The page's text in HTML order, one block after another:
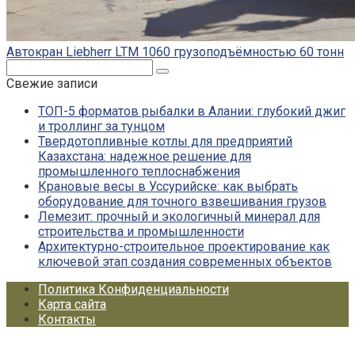
Автокран Liebherr LTM 1060 грузоподъёмностью 60 тонн
Свежие записи
ТОП-5 форматов рыбалки в Алании: глубокий джиг
и троллинг за тунцом
Твердотопливные котлы для предприятий
Казахстана: надежное решение для
промышленного теплоснабжения
Крановые весы в Уссурийске: как выбрать
оборудование для точного взвешивания грузов
Лемезит: прочный и экологичный минерал для
строительства и промышленности
Архитектурно-строительное проектирование как
ключевой этап создания современных объектов
Политика Конфиденциальности
Карта сайта
Контакты